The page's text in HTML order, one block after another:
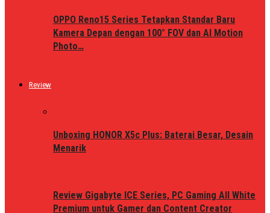
OPPO Reno15 Series Tetapkan Standar Baru
Kamera Depan dengan 100° FOV dan AI Motion
Photo…
Review
Unboxing HONOR X5c Plus: Baterai Besar, Desain
Menarik
Review Gigabyte ICE Series, PC Gaming All White
Premium untuk Gamer dan Content Creator